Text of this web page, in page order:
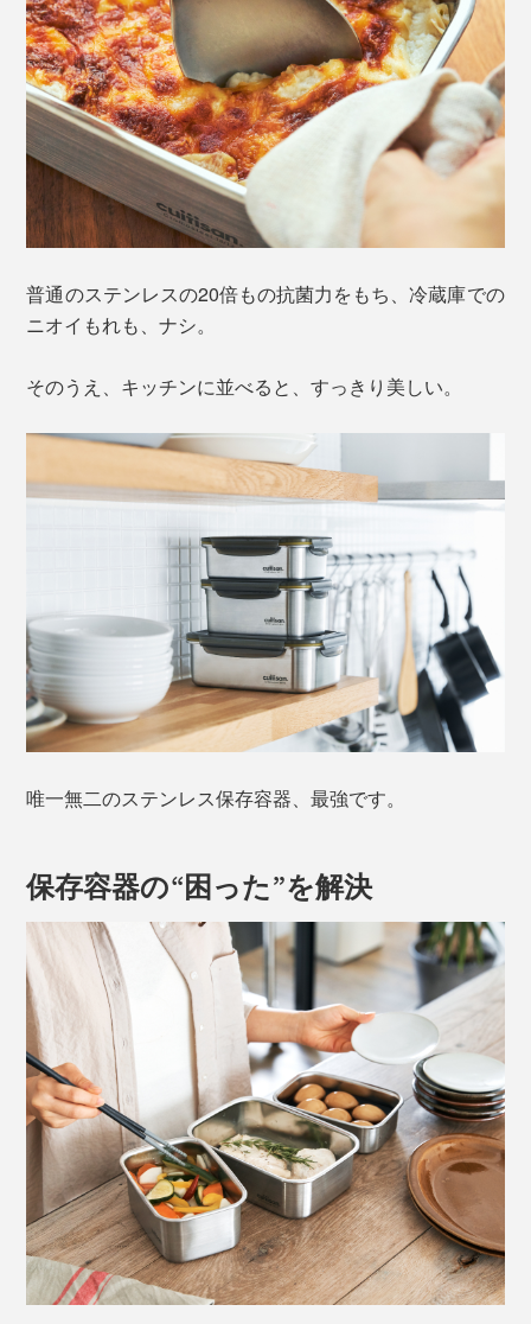
普通のステンレスの20倍もの抗菌力をもち、冷蔵庫での
ニオイもれも、ナシ。
そのうえ、キッチンに並べると、すっきり美しい。
唯一無二のステンレス保存容器、最強です。
保存容器の“困った”を解決